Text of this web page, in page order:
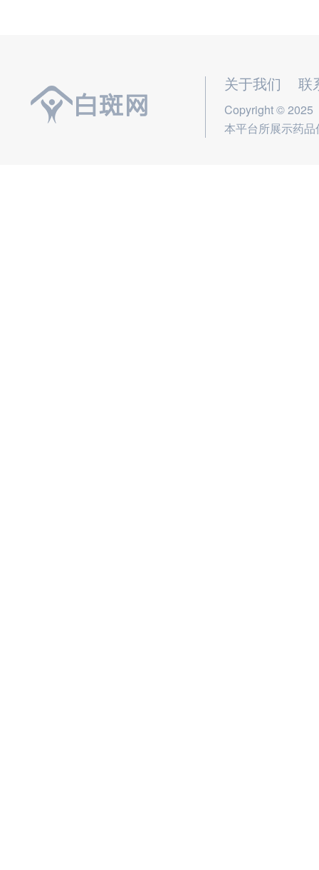
关于我们 联
Copyright © 2025
本平台所展示药